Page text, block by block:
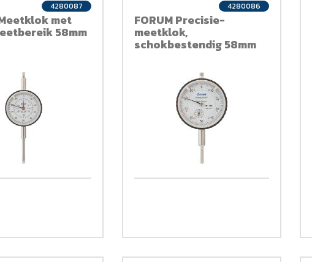
met
58mm
4280087
FORUM Precisie-
meetklok,
schokbestendig 58mm
4280086